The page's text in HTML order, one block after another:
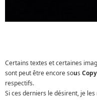
Certains textes et certaines
sont peut être encore sous
respectifs.
Si ces derniers le désirent, je